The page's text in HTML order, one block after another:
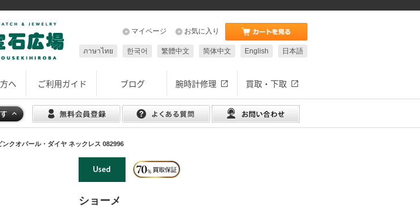
お気に入り
マイページ
日本語
English
简体中文
繁體中文
한국어
ภาษาไทย
へ ご利用ガイド ブログ 腕時計修理 買取・下取
クオパール・ダイヤ ネックレス 082996
ショーメ